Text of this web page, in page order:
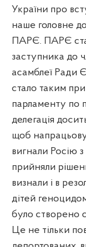
України про
наше головне
ПАРЄ. ПАРЄ
заступника до
асамблеї Ради
стало таким
парламенту по
делегація
щоб
вигнали Росію
прийняли
визнали і в
дітей
було створено
Це не тільки